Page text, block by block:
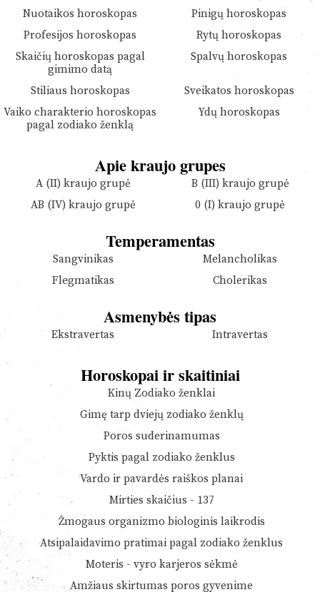
Nuotaikos horoskopas
Pinigų horoskopas
Profesijos horoskopas
Rytų horoskopas
Skaičių horoskopas pagal
gimimo datą
Spalvų horoskopas
Stiliaus horoskopas
Sveikatos horoskopas
Vaiko charakterio horoskopas
pagal zodiako ženklą
Ydų horoskopas
Apie kraujo grupes
A (II) kraujo grupė
B (III) kraujo grupė
AB (IV) kraujo grupė
0 (I) kraujo grupė
Temperamentas
Sangvinikas
Melancholikas
Flegmatikas
Cholerikas
Asmenybės tipas
Ekstravertas Intravertas
Horoskopai ir skaitiniai
Kinų Zodiako ženklai
Gimę tarp dviejų zodiako ženklų
Poros suderinamumas
Pyktis pagal zodiako ženklus
Vardo ir pavardės raiškos planai
Mirties skaičius - 137
Žmogaus organizmo biologinis laikrodis
Atsipalaidavimo pratimai pagal zodiako ženklus
Moteris - vyro karjeros sėkmė
Amžiaus skirtumas poros gyvenime